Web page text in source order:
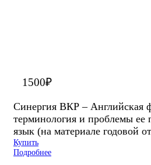
1500₽
Синергия ВКР – Английская
терминология и проблемы ее
язык (на материале годовой
Купить
Подробнее